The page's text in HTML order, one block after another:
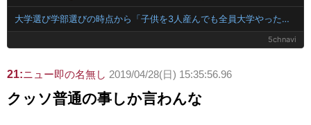
大学選び学部選びの時点から「子供を3人産んでも全員大学やったり好きなことさせてあげられるような環境作り」を目標に生きてきた。でも子育てしんどい、一人っ子で限界…orz
5chnavi
21:ニュー即の名無し 2019/04/28(日) 15:35:56.96
クッソ普通の事しか言わんな